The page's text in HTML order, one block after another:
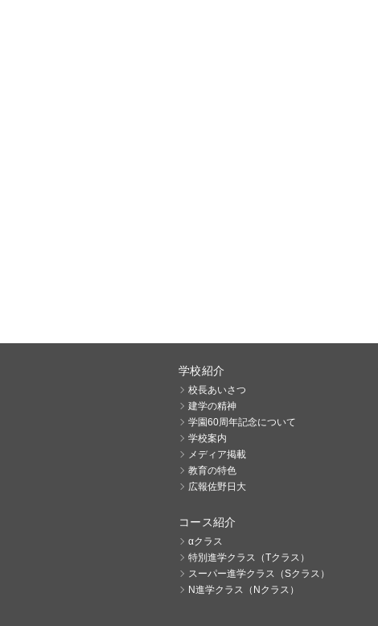
学校紹介
校長あいさつ
建学の精神
学園60周年記念について
学校案内
メディア掲載
教育の特色
広報佐野日大
コース紹介
αクラス
特別進学クラス（Tクラス）
スーパー進学クラス（Sクラス）
N進学クラス（Nクラス）